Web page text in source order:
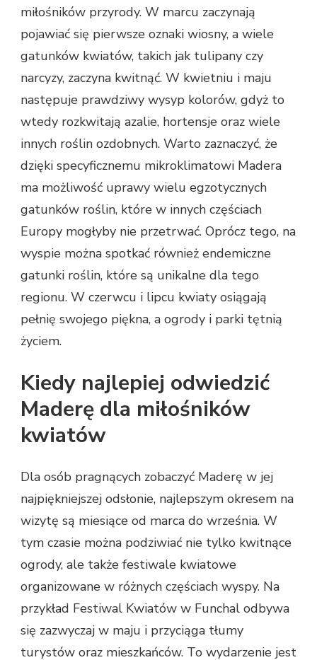
miłośników przyrody. W marcu zaczynają
pojawiać się pierwsze oznaki wiosny, a wiele
gatunków kwiatów, takich jak tulipany czy
narcyzy, zaczyna kwitnąć. W kwietniu i maju
następuje prawdziwy wysyp kolorów, gdyż to
wtedy rozkwitają azalie, hortensje oraz wiele
innych roślin ozdobnych. Warto zaznaczyć, że
dzięki specyficznemu mikroklimatowi Madera
ma możliwość uprawy wielu egzotycznych
gatunków roślin, które w innych częściach
Europy mogłyby nie przetrwać. Oprócz tego, na
wyspie można spotkać również endemiczne
gatunki roślin, które są unikalne dla tego
regionu. W czerwcu i lipcu kwiaty osiągają
pełnię swojego piękna, a ogrody i parki tętnią
życiem.
Kiedy najlepiej odwiedzić
Maderę dla miłośników
kwiatów
Dla osób pragnących zobaczyć Maderę w jej
najpiękniejszej odsłonie, najlepszym okresem na
wizytę są miesiące od marca do września. W
tym czasie można podziwiać nie tylko kwitnące
ogrody, ale także festiwale kwiatowe
organizowane w różnych częściach wyspy. Na
przykład Festiwal Kwiatów w Funchal odbywa
się zazwyczaj w maju i przyciąga tłumy
turystów oraz mieszkańców. To wydarzenie jest